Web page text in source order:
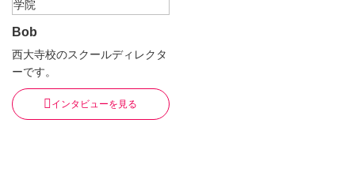
Bob
西大寺校のスクールディレクタ
ーです。
インタビューを見る